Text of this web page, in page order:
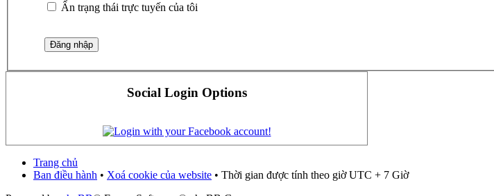
Ẩn trạng thái trực tuyến của tôi
Social Login Options
Trang chủ
Ban điều hành • Xoá cookie của website • Thời gian được tính theo giờ UTC + 7 Giờ